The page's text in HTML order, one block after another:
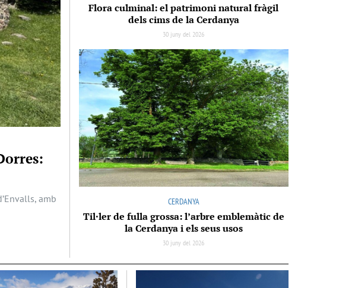
amb
Flora culminal: el patrimoni natural fràgil
dels cims de la Cerdanya
30 juny del 2026
CERDANYA
Til·ler de fulla grossa: l’arbre emblemàtic de
la Cerdanya i els seus usos
30 juny del 2026